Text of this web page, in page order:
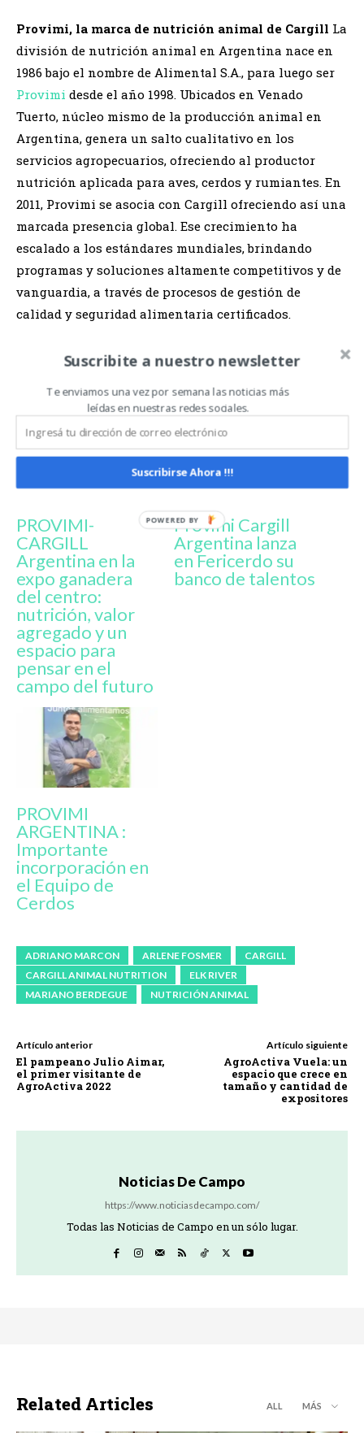
Provimi, la marca de nutrición animal de Cargill La
división de nutrición animal en Argentina nace en
1986 bajo el nombre de Alimental S.A., para luego ser
Provimi desde el año 1998. Ubicados en Venado
Tuerto, núcleo mismo de la producción animal en
Argentina, genera un salto cualitativo en los
servicios agropecuarios, ofreciendo al productor
nutrición aplicada para aves, cerdos y rumiantes. En
2011, Provimi se asocia con Cargill ofreciendo así una
marcada presencia global. Ese crecimiento ha
escalado a los estándares mundiales, brindando
programas y soluciones altamente competitivos y de
vanguardia, a través de procesos de gestión de
calidad y seguridad alimentaria certificados.
Relacionado
PROVIMI-
CARGILL
Argentina en la
expo ganadera
del centro:
nutrición, valor
agregado y un
espacio para
pensar en el
campo del futuro
Provimi Cargill
Argentina lanza
en Fericerdo su
banco de talentos
PROVIMI
ARGENTINA :
Importante
incorporación en
el Equipo de
Cerdos
ADRIANO MARCON ARLENE FOSMER
CARGILL
CARGILL ANIMAL NUTRITION
ELK RIVER
MARIANO BERDEGUE
NUTRICIÓN ANIMAL
Artículo anterior
El pampeano Julio Aimar,
el primer visitante de
AgroActiva 2022
Artículo siguiente
AgroActiva Vuela: un
espacio que crece en
tamaño y cantidad de
expositores
Noticias De Campo
https://www.noticiasdecampo.com/
Todas las Noticias de Campo en un sólo lugar.
Related Articles ALL MÁS
Suscribite a nuestro newsletter
Te enviamos una vez por semana las noticias más
leídas en nuestras redes sociales.
Suscribirse Ahora !!!